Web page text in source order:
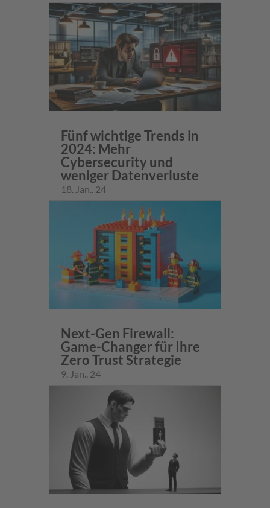
Fünf wichtige Trends in
2024: Mehr
Cybersecurity und
weniger Datenverluste
18. Jan.. 24
Next-Gen Firewall:
Game-Changer für Ihre
Zero Trust Strategie
9. Jan.. 24